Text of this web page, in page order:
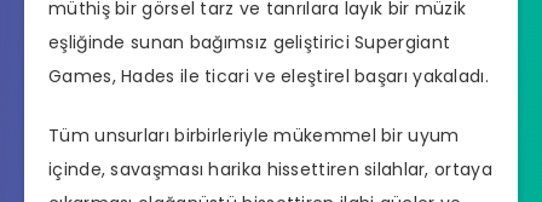
müthiş bir görsel tarz ve tanrılara layık bir müzik
eşliğinde sunan bağımsız geliştirici Supergiant
Games, Hades ile ticari ve eleştirel başarı yakaladı.
Tüm unsurları birbirleriyle mükemmel bir uyum
içinde, savaşması harika hissettiren silahlar, ortaya